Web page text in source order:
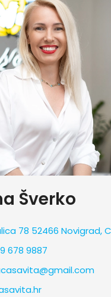
Šverko
78 52466 Novigrad,
678 9887